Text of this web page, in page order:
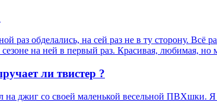
раз обделались, на сей раз не в ту сторону. Всё
сезоне на ней в первый раз. Красивая, любимая,
ли твистер ?
на джиг со своей маленькой весельной ПВХшки. Я